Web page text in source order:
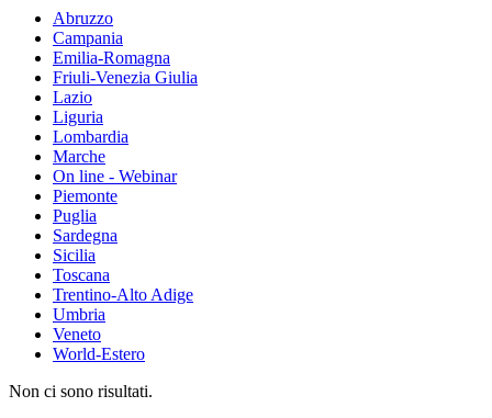
Abruzzo
Campania
Emilia-Romagna
Friuli-Venezia Giulia
Lazio
Liguria
Lombardia
Marche
On line - Webinar
Piemonte
Puglia
Sardegna
Sicilia
Toscana
Trentino-Alto Adige
Umbria
Veneto
World-Estero
Non ci sono risultati.